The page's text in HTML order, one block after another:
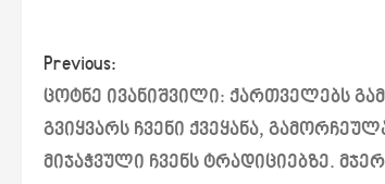
P
o
s
Previous:
ცოტნე ივანიშვილი: ქართველებს
გვიყვარს ჩვენი ქვეყანა,
მიჯაჭვული ჩვენს ტრადიციებზე.